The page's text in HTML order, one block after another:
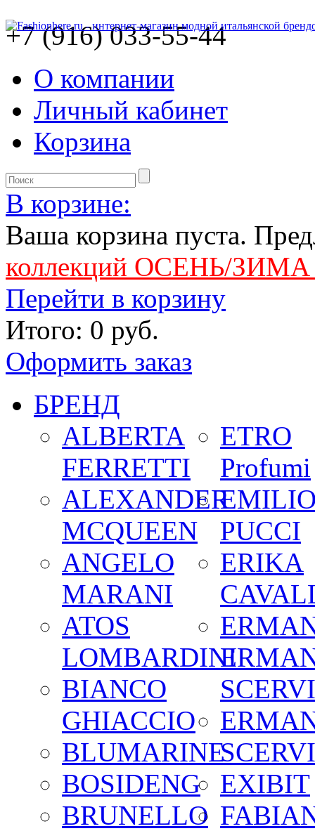
+7 (916) 033-55-44
О компании
Личный кабинет
Корзина
В корзине:
Ваша корзина пуста.
коллекций ОСЕНЬ/ЗИМА
Перейти в корзину
Итого: 0 руб.
Оформить заказ
БРЕНД
ALBERTA
FERRETTI
ALEXANDER
MCQUEEN
ANGELO
MARANI
ATOS
LOMBARDINI
BIANCO
GHIACCIO
BLUMARINE
BOSIDENG
BRUNELLO
ETRO
Profumi
PUCCI
ERIKA
EXIBIT